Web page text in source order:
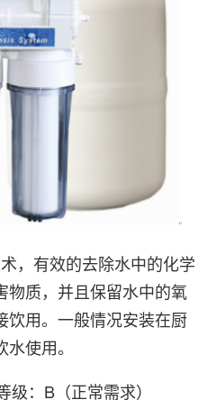
，有效的去除水中的化学
物质，并且保留水中的氧
饮用。一般情况安装在厨
使用。
：B（正常需求）